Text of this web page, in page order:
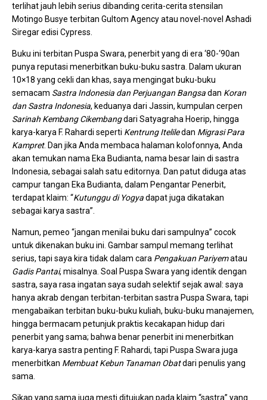
terlihat jauh lebih serius dibanding cerita-cerita stensilan
Motingo Busye terbitan Gultom Agency atau novel-novel Ashadi
Siregar edisi Cypress.
Buku ini terbitan Puspa Swara, penerbit yang di era ‘80-‘90an
punya reputasi menerbitkan buku-buku sastra. Dalam ukuran
10×18 yang cekli dan khas, saya mengingat buku-buku
semacam Sastra Indonesia dan Perjuangan Bangsadan Koran
dan Sastra Indonesia, keduanya dari Jassin, kumpulan cerpen
Sarinah Kembang Cikembangdari Satyagraha Hoerip, hingga
karya-karya F. Rahardi seperti Kentrung Iteliledan Migrasi Para
Kampret. Dan jika Anda membaca halaman kolofonnya, Anda
akan temukan nama Eka Budianta, nama besar lain di sastra
Indonesia, sebagai salah satu editornya. Dan patut diduga atas
campur tangan Eka Budianta, dalam Pengantar Penerbit,
terdapat klaim: “Kutunggu di Yogyadapat juga dikatakan
sebagai karya sastra”.
Namun, pemeo “jangan menilai buku dari sampulnya” cocok
untuk dikenakan buku ini. Gambar sampul memang terlihat
serius, tapi saya kira tidak dalam cara Pengakuan Pariyematau
Gadis Pantai, misalnya. Soal Puspa Swara yang identik dengan
sastra, saya rasa ingatan saya sudah selektif sejak awal: saya
hanya akrab dengan terbitan-terbitan sastra Puspa Swara, tapi
mengabaikan terbitan buku-buku kuliah, buku-buku manajemen,
hingga bermacam petunjuk praktis kecakapan hidup dari
penerbit yang sama; bahwa benar penerbit ini menerbitkan
karya-karya sastra penting F. Rahardi, tapi Puspa Swara juga
menerbitkan Membuat Kebun Tanaman Obatdari penulis yang
sama.
Sikap yang sama juga mesti ditujukan pada klaim “sastra” yang